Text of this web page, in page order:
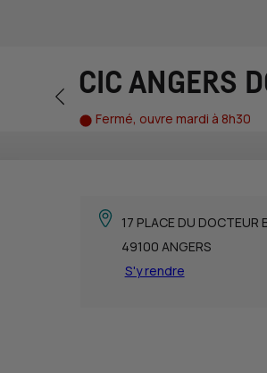
Retour vers la page précédente
CIC ANGERS
Fermé, ouvre mardi à 8h30
17 PLACE DU DOCTEUR
49100 ANGERS
S'y rendre